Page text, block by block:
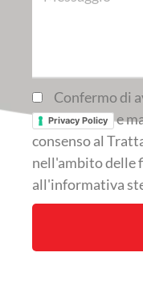
Accettazione
Confermo di
Privacy Policy e
consenso al
nell'ambito delle
all'informativa